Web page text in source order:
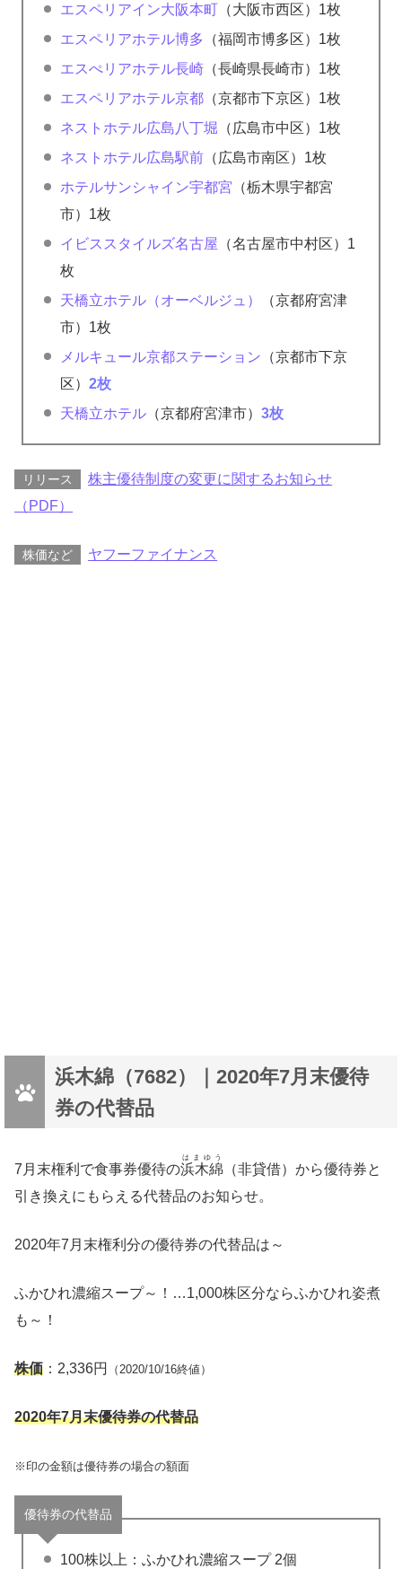
エスペリアイン大阪本町
（大阪市西区）1枚
エスペリアホテル博多 （福岡市博多区）1枚
エスぺリアホテル長崎（長崎県長崎市）1枚
エスペリアホテル京都（京都市下京区）1枚
ネストホテル広島八丁堀 （広島市中区）1枚
ネストホテル広島駅前（広島市南区）1枚
ホテルサンシャイン宇都宮 （栃木県宇都宮
市）1枚
イビススタイルズ名古屋 （名古屋市中村区）1
枚
天橋立ホテル（オーベルジュ）
（京都府宮津
市）1枚
メルキュール京都ステーション （京都市下京
区） 2枚
天橋立ホテル（京都府宮津市） 3枚
リリース
株主優待制度の変更に関するお知らせ
（PDF）
株価など ヤフーファイナンス
浜木綿（7682）｜2020年7月末優待
券の代替品
7月末権利で食事券優待の浜木綿
はまゆう
（非貸借）から優待券と
引き換えにもらえる代替品のお知らせ。
2020年7月末権利分の優待券の代替品は～
ふかひれ濃縮スープ～！…1,000株区分ならふかひれ姿煮
も～！
株価 ：2,336円 （2020/10/16終値）
2020年7月末優待券の代替品
※印の金額は優待券の場合の額面
優待券の代替品
100株以上：ふかひれ濃縮スープ 2個